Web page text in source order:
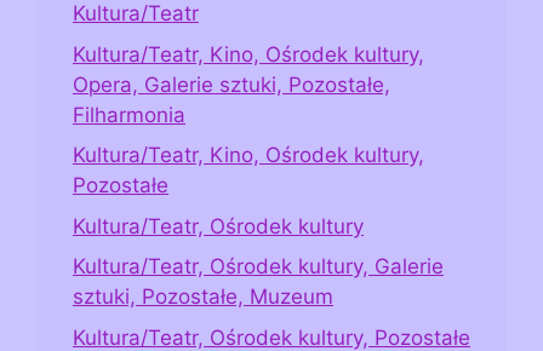
Kultura/Teatr
Kultura/Teatr, Kino, Ośrodek kultury,
Opera, Galerie sztuki, Pozostałe,
Filharmonia
Kultura/Teatr, Kino, Ośrodek kultury,
Pozostałe
Kultura/Teatr, Ośrodek kultury
Kultura/Teatr, Ośrodek kultury, Galerie
sztuki, Pozostałe, Muzeum
Kultura/Teatr, Ośrodek kultury, Pozostałe